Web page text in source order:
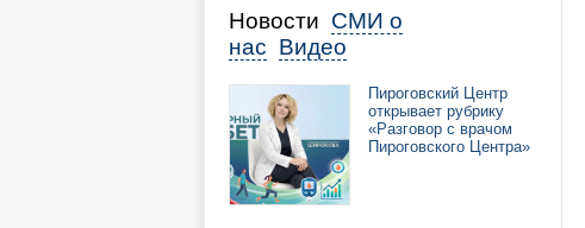
Новости СМИ о
нас Видео
Пироговский Центр
открывает рубрику
«Разговор с врачом
Пироговского Центра»